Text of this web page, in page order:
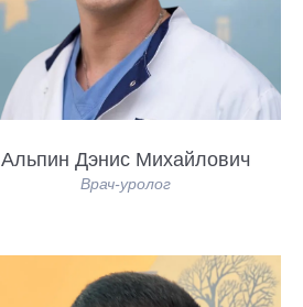
Альпин Дэнис Михайлович
Врач-уролог